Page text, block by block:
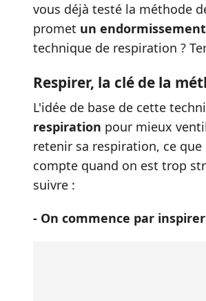
vous déjà testé la méthode
promet un
technique de respiration ?
Respirer, la clé de la
L'idée de base de cette
respiration pour mieux
retenir sa respiration, ce
compte quand on est trop
suivre :
- On commence par